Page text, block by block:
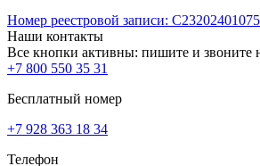
Номер реестровой записи:
Наши контакты
Все кнопки активны: пишите и звоните
+7 800 550 35 31
Бесплатный номер
+7 928 363 18 34
Телефон